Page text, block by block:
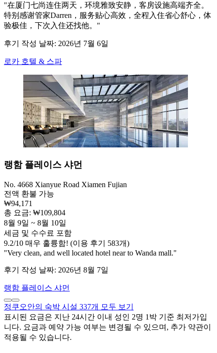
"在厦门七尚连住两天，环境雅致安静，客房设施高端齐全。
特别感谢管家Darren，服务贴心高效，全程入住省心舒心，体
验极佳，下次入住还找他。"
후기 작성 날짜: 2026년 7월 6일
로카 호텔 & 스파
랭함 플레이스 샤먼
No. 4668 Xianyue Road Xiamen Fujian
전액 환불 가능
₩94,171
총 요금: ₩109,804
8월 9일 ~ 8월 10일
세금 및 수수료 포함
9.2/10 매우 훌륭함! (이용 후기 583개)
"Very clean, and well located hotel near to Wanda mall."
후기 작성 날짜: 2026년 8월 7일
랭함 플레이스 샤먼
정쿠오안의 숙박 시설 337개 모두 보기
표시된 요금은 지난 24시간 이내 성인 2명 1박 기준 최저가입
니다. 요금과 예약 가능 여부는 변경될 수 있으며, 추가 약관이
적용될 수 있습니다.